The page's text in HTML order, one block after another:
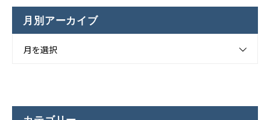
月別アーカイブ
月を選択